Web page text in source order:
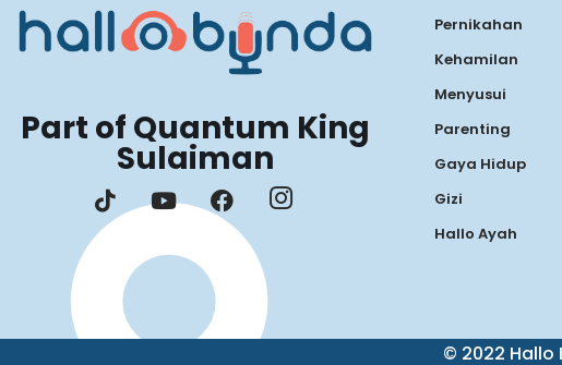
Part of Quantum King
Sulaiman
Pernikahan
Kehamilan
Menyusui
Parenting
Gaya Hidup
Gizi
Hallo Ayah
© 2022 Hallo